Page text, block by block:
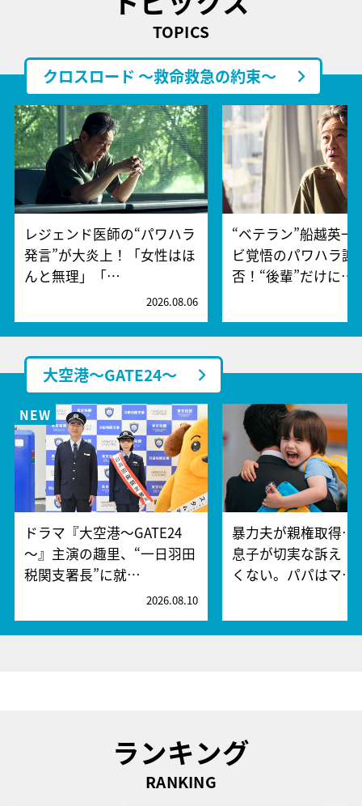
TOPICS
クロスロード ～救命救急の約束～
レジェンド医師の“パワハラ
発言”が大炎上！「女性はほ
んと無理」「…
2026.08.06
“ベテラン”船越英一
ビ覚悟のパワハラ謝
否！“後輩”だけに…
大空港～GATE24～
ドラマ『大空港～GATE24
～』主演の趣里、“一日羽田
税関支署長”に就…
2026.08.10
暴力夫が親権取得…
息子が切実な訴え「
くない。パパはマ…
ランキング
RANKING